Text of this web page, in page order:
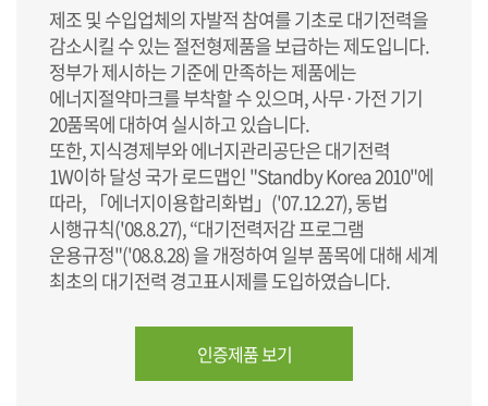
제조 및 수입업체의 자발적 참여를 기초로 대기전력을
감소시킬 수 있는 절전형제품을 보급하는 제도입니다.
정부가 제시하는 기준에 만족하는 제품에는
에너지절약마크를 부착할 수 있으며, 사무·가전 기기
20품목에 대하여 실시하고 있습니다.
또한, 지식경제부와 에너지관리공단은 대기전력
1W이하 달성 국가 로드맵인 "Standby Korea 2010"에
따라, 「에너지이용합리화법」('07.12.27), 동법
시행규칙('08.8.27), “대기전력저감 프로그램
운용규정"('08.8.28) 을 개정하여 일부 품목에 대해 세계
최초의 대기전력 경고표시제를 도입하였습니다.
인증제품 보기